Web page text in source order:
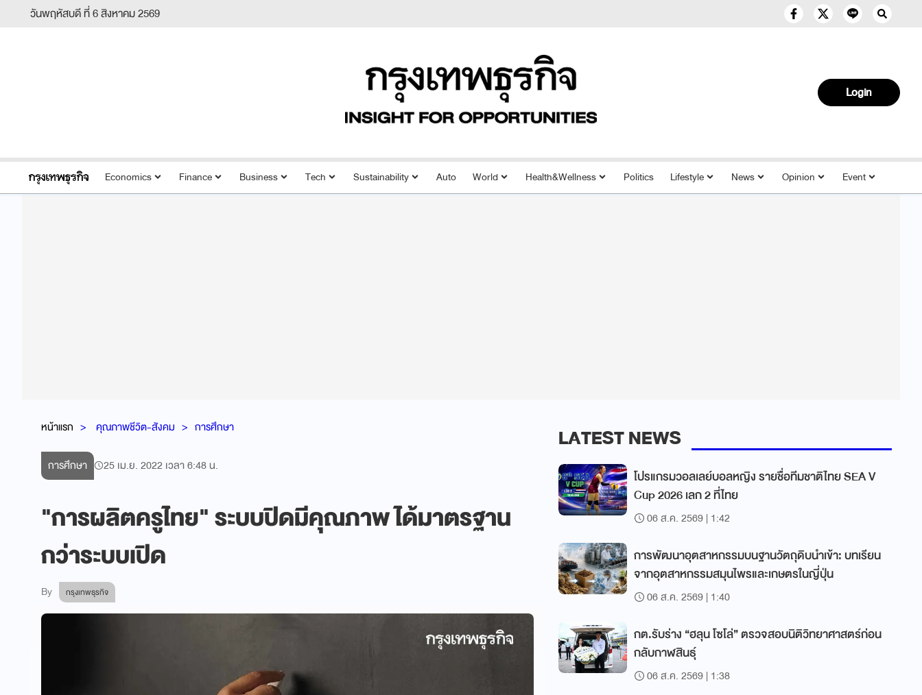
วันพฤหัสบดี ที่ 6 สิงหาคม 2569
Login
Economics Finance Business Tech Sustainability Auto World Health&Wellness Politics Lifestyle News Opinion Event
หน้าแรก คุณภาพชีวิต-สังคม การศึกษา
การศึกษา 25 เม.ย. 2022 เวลา 6:48 น.
"การผลิตครูไทย" ระบบปิดมีคุณภาพ ได้มาตรฐาน
กว่าระบบเปิด
By กรุงเทพธุรกิจ
LATEST NEWS
โปรแกรมวอลเลย์บอลหญิง รายชื่อทีมชาติไทย SEA V
Cup 2026 เลก 2 ที่ไทย
06 ส.ค. 2569 | 1:42
การพัฒนาอุตสาหกรรมบนฐานวัตถุดิบนำเข้า: บทเรียน
จากอุตสาหกรรมสมุนไพรและเกษตรในญี่ปุ่น
06 ส.ค. 2569 | 1:40
กต.รับร่าง “ฮลุน โซโล่” ตรวจสอบนิติวิทยาศาสตร์ก่อน
กลับกาฬสินธุ์
06 ส.ค. 2569 | 1:38